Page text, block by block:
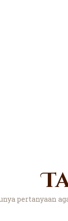
pertanyaan